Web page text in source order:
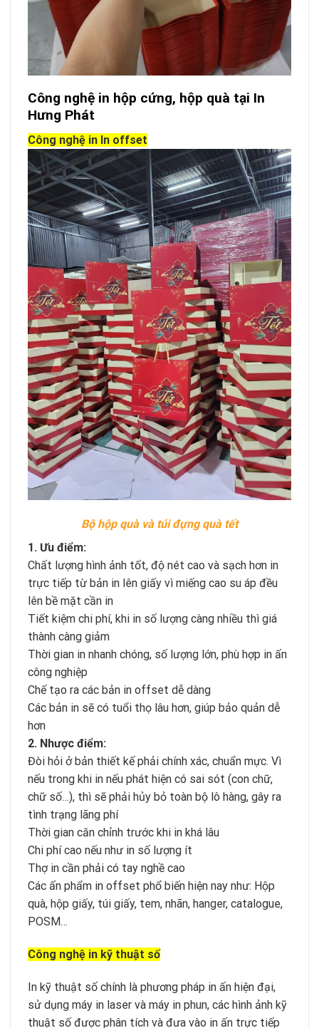
Công nghệ in hộp cứng, hộp quà tại In
Hưng Phát
Công nghệ in In offset
Bộ hộp quà và túi đựng quà tết
1. Ưu điểm:
Chất lượng hình ảnh tốt, độ nét cao và sạch hơn in
trực tiếp từ bản in lên giấy vì miếng cao su áp đều
lên bề mặt cần in
Tiết kiệm chi phí, khi in số lượng càng nhiều thì giá
thành càng giảm
Thời gian in nhanh chóng, số lượng lớn, phù hợp in ấn
công nghiệp
Chế tạo ra các bản in offset dễ dàng
Các bản in sẽ có tuổi thọ lâu hơn, giúp bảo quản dễ
hơn
2. Nhược điểm:
Đòi hỏi ở bản thiết kế phải chính xác, chuẩn mực. Vì
nếu trong khi in nếu phát hiện có sai sót (con chữ,
chữ số…), thì sẽ phải hủy bỏ toàn bộ lô hàng, gây ra
tình trạng lãng phí
Thời gian căn chỉnh trước khi in khá lâu
Chi phí cao nếu như in số lượng ít
Thợ in cần phải có tay nghề cao
Các ấn phẩm in offset phổ biến hiện nay như: Hộp
quà, hộp giấy, túi giấy, tem, nhãn, hanger, catalogue,
POSM…
Công nghệ in kỹ thuật số
In kỹ thuật số chính là phương pháp in ấn hiện đại,
sử dụng máy in laser và máy in phun, các hình ảnh kỹ
thuật số được phân tích và đưa vào in ấn trực tiếp